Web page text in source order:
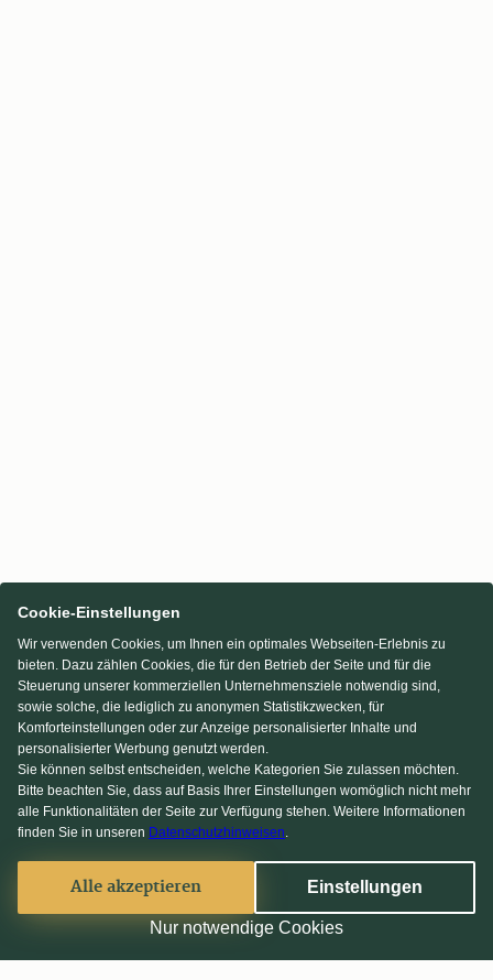
Cookie-Einstellungen
Wir verwenden Cookies, um Ihnen ein optimales Webseiten-Erlebnis zu
bieten. Dazu zählen Cookies, die für den Betrieb der Seite und für die
Steuerung unserer kommerziellen Unternehmensziele notwendig sind,
sowie solche, die lediglich zu anonymen Statistikzwecken, für
Komforteinstellungen oder zur Anzeige personalisierter Inhalte und
personalisierter Werbung genutzt werden.
Sie können selbst entscheiden, welche Kategorien Sie zulassen möchten.
Bitte beachten Sie, dass auf Basis Ihrer Einstellungen womöglich nicht mehr
alle Funktionalitäten der Seite zur Verfügung stehen. Weitere Informationen
finden Sie in unseren Datenschutzhinweisen.
Alle akzeptieren Einstellungen
Nur notwendige Cookies